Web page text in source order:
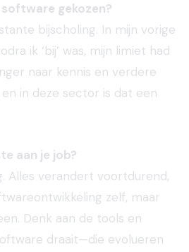
gekozen?
bijscholing. In mijn vorige
ik ‘bij’ was, mijn limiet had
naar kennis en verdere
in deze sector is dat een
aan je job?
Alles verandert voortdurend,
zelf, maar
Denk aan de tools en
draait—die evolueren